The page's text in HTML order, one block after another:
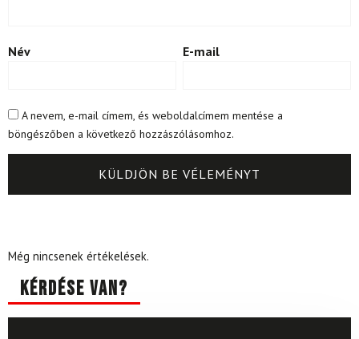
Név E-mail
A nevem, e-mail címem, és weboldalcímem mentése a
böngészőben a következő hozzászólásomhoz.
Még nincsenek értékelések.
Kérdése van?